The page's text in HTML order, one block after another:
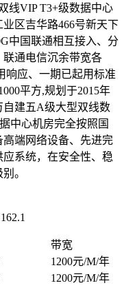
线VIP T3+级数据中心
区吉华路466号新天下
中国联通相互接入、分
通电信沉余带宽各
响应、一期已起用标准
平方,规划于2015年
建五A级大型双线数
中心机房完全按照国
端网络设备、先进完
系统，在安全性、稳
。
带宽
1200元/M/年
1200元/M/年